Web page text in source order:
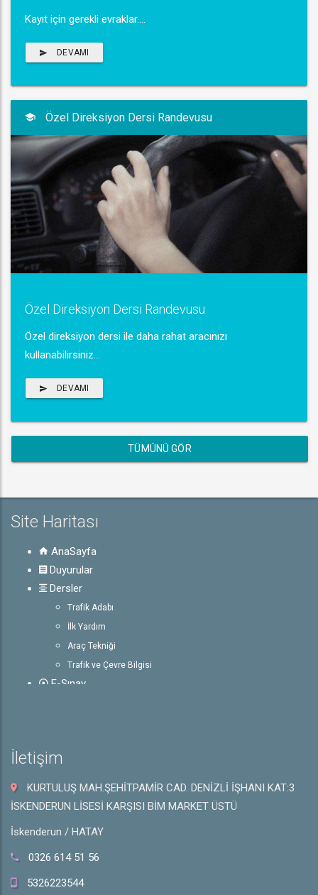
Kayıt için gerekli evraklar....
DEVAMI
Özel Direksiyon Dersi Randevusu
Özel Direksiyon Dersi Randevusu
Özel direksiyon dersi ile daha rahat aracınızı
kullanabilirsiniz...
DEVAMI
TÜMÜNÜ GÖR
Site Haritası
AnaSayfa
Duyurular
Dersler
Trafik Adabı
İlk Yardım
Araç Tekniği
Trafik ve Çevre Bilgisi
E-Sınav
Hakkında
Galeri
İletişim
İletişim
KURTULUŞ MAH.ŞEHİTPAMİR CAD. DENİZLİ İŞHANI KAT:3
İSKENDERUN LİSESİ KARŞISI BİM MARKET ÜSTÜ
İskenderun / HATAY
0326 614 51 56
5326223544